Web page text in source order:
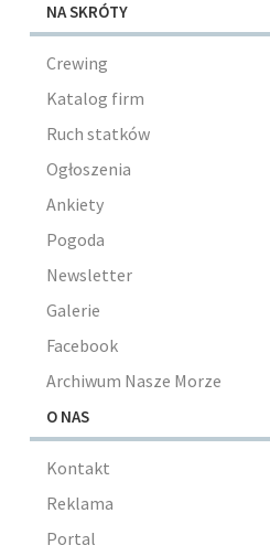
NA SKRÓTY
Crewing
Katalog firm
Ruch statków
Ogłoszenia
Ankiety
Pogoda
Newsletter
Galerie
Facebook
Archiwum Nasze Morze
O NAS
Kontakt
Reklama
Portal